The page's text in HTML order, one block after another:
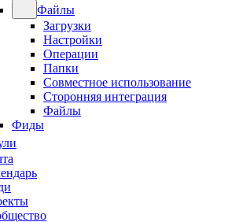
Файлы
Загрузки
Настройки
Операции
Папки
Совместное использование
Сторонняя интеграция
Файлы
Фиды